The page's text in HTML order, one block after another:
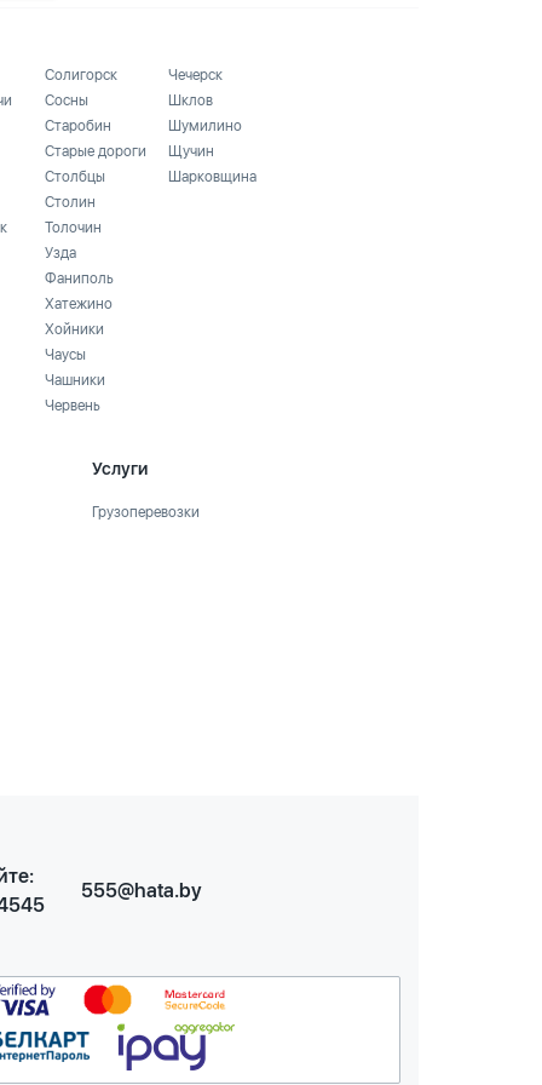
Солигорск
Сосны
Старобин
Старые дороги
Столбцы
Столин
Толочин
Узда
Фаниполь
Хатежино
Хойники
Чаусы
Чашники
Червень
Чечерск
Шклов
Шумилино
Щучин
Шарковщина
Услуги
Грузоперевозки
555@hata.by